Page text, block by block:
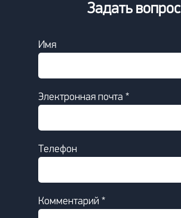
Задать вопрос
Имя
Электронная почта *
Телефон
Комментарий *